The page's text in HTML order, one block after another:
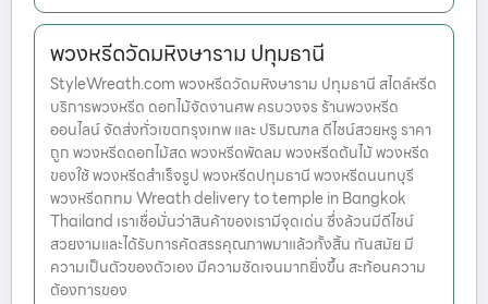
พวงหรีดวัดมหิงษาราม ปทุมธานี
StyleWreath.com พวงหรีดวัดมหิงษาราม ปทุมธานี สไตล์หรีด
บริการพวงหรีด ดอกไม้จัดงานศพ ครบวงจร ร้านพวงหรีด
ออนไลน์ จัดส่งทั่วเขตกรุงเทพ และ ปริมณฑล ดีไซน์สวยหรู ราคา
ถูก พวงหรีดดอกไม้สด พวงหรีดพัดลม พวงหรีดต้นไม้ พวงหรีด
ของใช้ พวงหรีดสำเร็จรูป พวงหรีดปทุมธานี พวงหรีดนนทบุรี
พวงหรีดกทม Wreath delivery to temple in Bangkok
Thailand เราเชื่อมั่นว่าสินค้าของเรามีจุดเด่น ซึ่งล้วนมีดีไซน์
สวยงามและได้รับการคัดสรรคุณภาพมาแล้วทั้งสิ้น ทันสมัย มี
ความเป็นตัวของตัวเอง มีความชัดเจนมากยิ่งขึ้น สะท้อนความ
ต้องการของ